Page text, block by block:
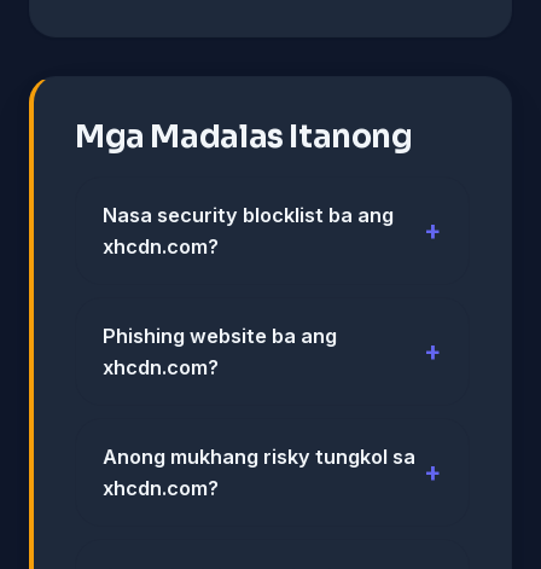
Mga Madalas Itanong
Nasa security blocklist ba ang
xhcdn.com?
Phishing website ba ang
xhcdn.com?
Anong mukhang risky tungkol sa
xhcdn.com?